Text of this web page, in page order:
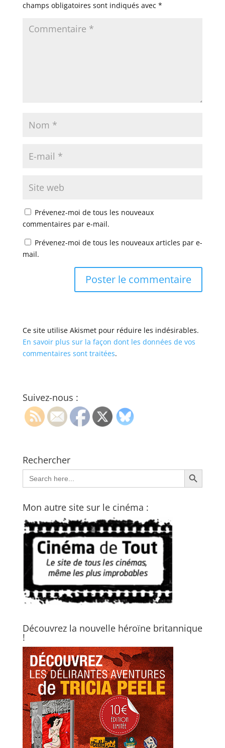
champs obligatoires sont indiqués avec *
Prévenez-moi de tous les nouveaux
commentaires par e-mail.
Prévenez-moi de tous les nouveaux articles par e-
mail.
Ce site utilise Akismet pour réduire les indésirables.
En savoir plus sur la façon dont les données de vos
commentaires sont traitées.
Suivez-nous :
Rechercher
Search
for:
Search Button
Mon autre site sur le cinéma :
Découvrez la nouvelle héroïne britannique
!